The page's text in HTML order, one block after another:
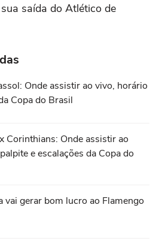
saída do Atlético de
Onde assistir ao vivo, horário
Copa do Brasil
Corinthians: Onde assistir ao
e escalações da Copa do
vai gerar bom lucro ao Flamengo